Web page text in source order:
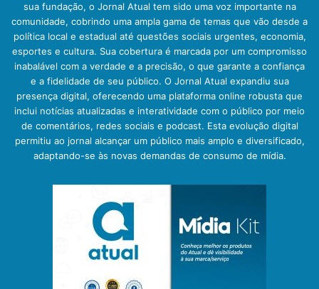
sua fundação, o Jornal Atual tem sido uma voz importante na
comunidade, cobrindo uma ampla gama de temas que vão desde a
política local e estadual até questões sociais urgentes, economia,
esportes e cultura. Sua cobertura é marcada por um compromisso
inabalável com a verdade e a precisão, o que garante a confiança
e a fidelidade de seu público. O Jornal Atual expandiu sua
presença digital, oferecendo uma plataforma online robusta que
inclui notícias atualizadas e interatividade com o público por meio
de comentários, redes sociais e podcast. Esta evolução digital
permitiu ao jornal alcançar um público mais amplo e diversificado,
adaptando-se às novas demandas de consumo de mídia.